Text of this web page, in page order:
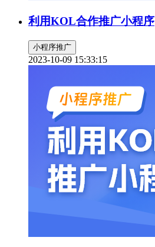
利用KOL合作推广小程序
小程序推广
2023-10-09 15:33:15